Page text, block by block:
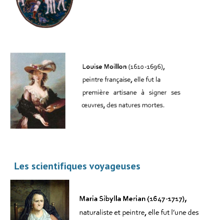
Les scientifiques voyageuses